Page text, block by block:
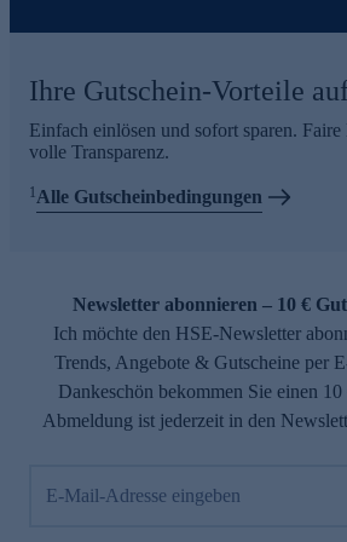
Ihre Gutschein-Vorteile
Einfach einlösen und sofort sparen.
volle Transparenz.
1Alle Gutscheinbedingungen
Newsletter abonnieren – 10 €
Ich möchte den HSE-Newsletter
Trends, Angebote & Gutscheine per
Dankeschön bekommen Sie einen
Abmeldung ist jederzeit in den
E-Mail-Adresse eingeben